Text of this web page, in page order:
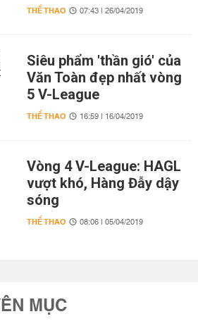
THỂ THAO 07:43 | 26/04/2019
Siêu phẩm 'thần gió' của
Văn Toàn đẹp nhất vòng
5 V-League
THỂ THAO 16:59 | 16/04/2019
Vòng 4 V-League: HAGL
vượt khó, Hàng Đẫy dậy
sóng
THỂ THAO 08:06 | 05/04/2019
MỤC